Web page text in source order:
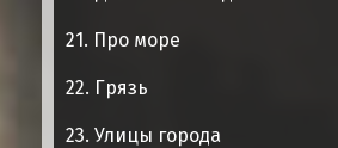
21. Про море
22. Грязь
23. Улицы города